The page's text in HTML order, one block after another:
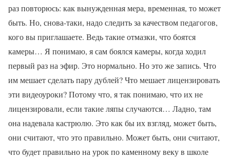
раз повторюсь: как вынужденная мера, временная, то может
быть. Но, снова-таки, надо следить за качеством педагогов,
кого вы приглашаете. Ведь такие отмазки, что боятся
камеры… Я понимаю, я сам боялся камеры, когда ходил
первый раз на эфир. Это нормально. Но это же запись. Что
им мешает сделать пару дублей? Что мешает лицензировать
эти видеоуроки? Потому что, я так понимаю, что их не
лицензировали, если такие ляпы случаются… Ладно, там
она надевала кастрюлю. Это как бы их взгляд, может быть,
они считают, что это правильно. Может быть, они считают,
что будет правильно на урок по каменному веку в школе